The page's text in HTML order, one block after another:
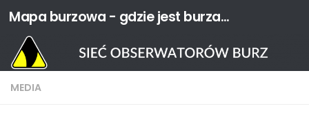
Przejdź do treści Mapa burzowa - gdzie jest burza? | Sieć Obserwatorów Burz
MEDIA